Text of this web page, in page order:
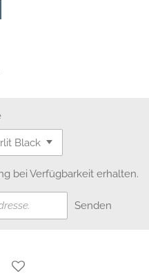
bei Verfügbarkeit erhalten.
Senden